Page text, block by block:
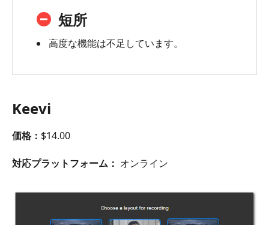
短所
高度な機能は不足しています。
Keevi
価格： $14.00
対応プラットフォーム： オンライン